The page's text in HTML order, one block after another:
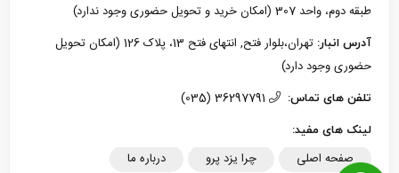
طبقه دوم، واحد 307 (امکان خرید و تحویل حضوری وجود ندارد)
آدرس انبار:
تهران،بلوار فتح, انتهای فتح 13، پلاک 126 (امکان تحویل
حضوری وجود دارد)
تلفن های تماس:
لینک های مفید:
صفحه اصلی چرا یزد پرو درباره ما